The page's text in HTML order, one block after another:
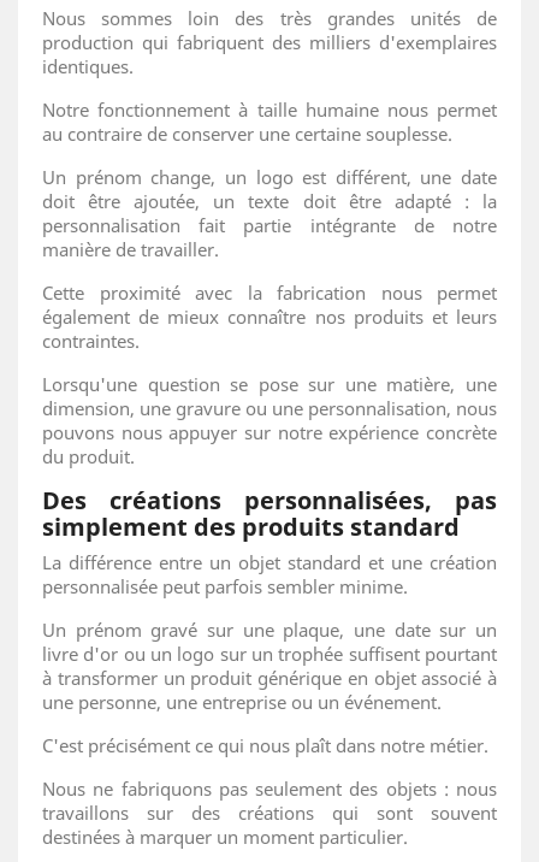
Nous sommes loin des très grandes unités de
production qui fabriquent des milliers d'exemplaires
identiques.
Notre fonctionnement à taille humaine nous permet
au contraire de conserver une certaine souplesse.
Un prénom change, un logo est différent, une date
doit être ajoutée, un texte doit être adapté : la
personnalisation fait partie intégrante de notre
manière de travailler.
Cette proximité avec la fabrication nous permet
également de mieux connaître nos produits et leurs
contraintes.
Lorsqu'une question se pose sur une matière, une
dimension, une gravure ou une personnalisation, nous
pouvons nous appuyer sur notre expérience concrète
du produit.
Des créations personnalisées, pas
simplement des produits standard
La différence entre un objet standard et une création
personnalisée peut parfois sembler minime.
Un prénom gravé sur une plaque, une date sur un
livre d'or ou un logo sur un trophée suffisent pourtant
à transformer un produit générique en objet associé à
une personne, une entreprise ou un événement.
C'est précisément ce qui nous plaît dans notre métier.
Nous ne fabriquons pas seulement des objets : nous
travaillons sur des créations qui sont souvent
destinées à marquer un moment particulier.